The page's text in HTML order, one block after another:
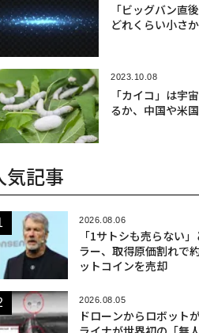
「ビッグバン直
どれくらい小さ
2023.10.08
「カイコ」は宇
るか、中国や米
気記事
2026.08.06
「1サトシも売らない
ラー、取得原価割れで
ットコインを売却
2026.08.05
ドローンからロボット